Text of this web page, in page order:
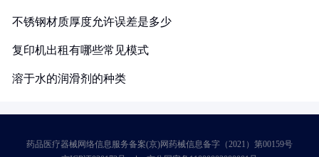
不锈钢材质厚度允许误差是多少
复印机出租有哪些常见模式
溶于水的润滑剂的种类
药品医疗器械网络信息服务备案(京)网药械信息备字（2021）第00159号